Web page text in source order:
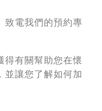
致電我們的預約專
得有關幫助您在懷
並讓您了解如何加